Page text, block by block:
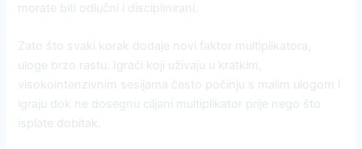
morate biti odlučni i disciplinirani.
Zato što svaki korak dodaje novi faktor multiplikatora,
uloge brzo rastu. Igrači koji uživaju u kratkim,
visokointenzivnim sesijama često počinju s malim ulogom i
igraju dok ne dosegnu ciljani multiplikator prije nego što
isplate dobitak.